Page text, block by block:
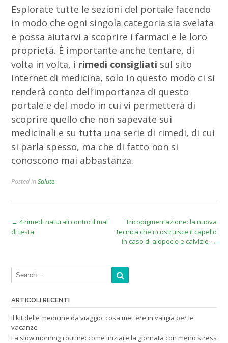
Esplorate tutte le sezioni del portale facendo
in modo che ogni singola categoria sia svelata
e possa aiutarvi a scoprire i farmaci e le loro
proprietà. È importante anche tentare, di
volta in volta, i rimedi consigliati sul sito
internet di medicina, solo in questo modo ci si
renderà conto dell’importanza di questo
portale e del modo in cui vi permetterà di
scoprire quello che non sapevate sui
medicinali e su tutta una serie di rimedi, di cui
si parla spesso, ma che di fatto non si
conoscono mai abbastanza.
Posted inSalute
Post
← 4 rimedi naturali contro il mal
di testa
Tricopigmentazione: la nuova
tecnica che ricostruisce il capello
in caso di alopecie e calvizie →
ARTICOLI RECENTI
Il kit delle medicine da viaggio: cosa mettere in valigia per le
vacanze
La slow morning routine: come iniziare la giornata con meno stress